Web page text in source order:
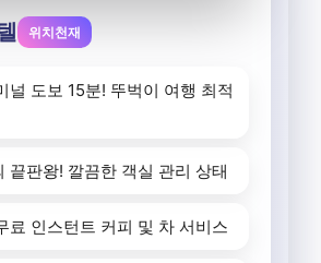
위치천재
널 도보 15분! 뚜벅이 여행 최적
끝판왕! 깔끔한 객실 관리 상태
료 인스턴트 커피 및 차 서비스